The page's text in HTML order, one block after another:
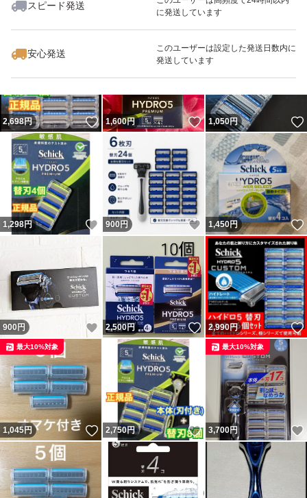
スピード発送
に発送しています
安心発送
このユーザーは設定した発送日数内に
発送しています
いいね！
1,999
2,698円 いいね！
1,600円 いいね！
1,050円
1,298円 いいね！
900円 いいね！
1,450円
900 円 いいね！
2,500円 いいね！
2,990円
1,045円 いいね！
最大10%対象
2,750円 いいね！
3,700円
最大10%対象